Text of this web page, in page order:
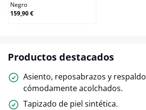
Negro
159,90 €
Productos destacados
Asiento, reposabrazos y respaldo
cómodamente acolchados.
Tapizado de piel sintética.